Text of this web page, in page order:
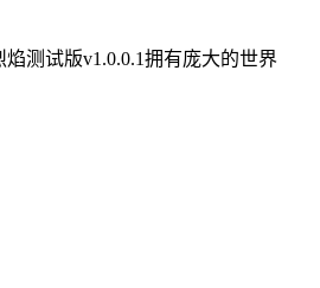
测试版v1.0.0.1拥有庞大的世界